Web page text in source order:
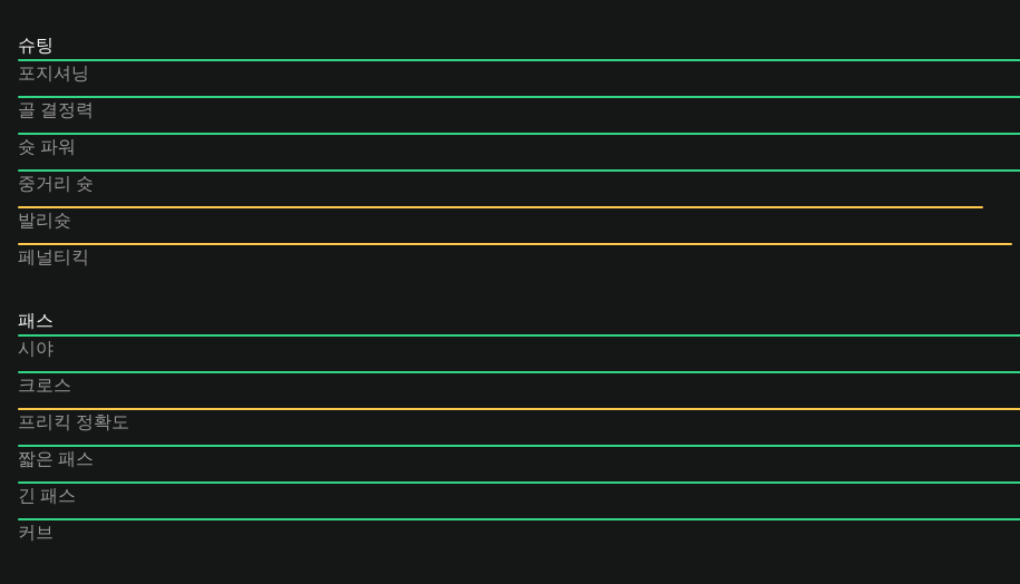
슈팅
포지셔닝
골 결정력
슛 파워
중거리 슛
발리슛
페널티킥
패스
시야
크로스
프리킥 정확도
짧은 패스
긴 패스
커브